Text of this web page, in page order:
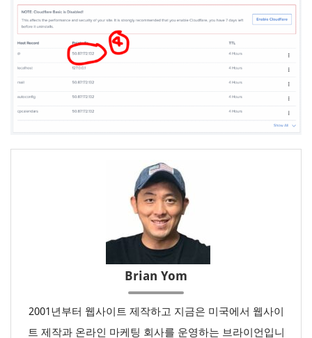
Brian Yom
2001년부터 웹사이트 제작하고 지금은 미국에서 웹사이
트 제작과 온라인 마케팅 회사를 운영하는 브라이언입니